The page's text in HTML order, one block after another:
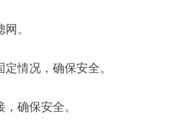
。
情况，确保安全。
确保安全。